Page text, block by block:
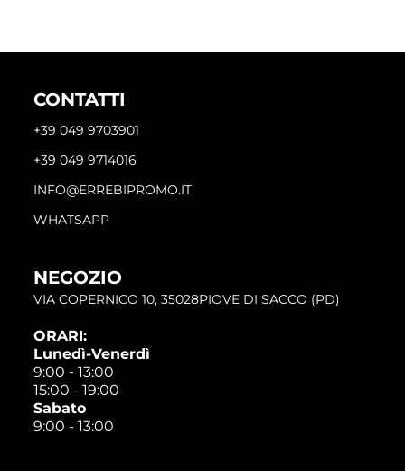
CONTATTI
+39 049 9703901
+39 049 9714016
INFO@ERREBIPROMO.IT
WHATSAPP
NEGOZIO
VIA COPERNICO 10, 35028PIOVE DI SACCO (PD)
ORARI:
Lunedì-Venerdì
9:00 - 13:00
15:00 - 19:00
Sabato
9:00 - 13:00